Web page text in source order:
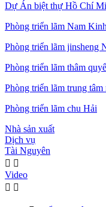
Dự Án biệt thự Hồ Chí
Phòng triển lãm Nam Kinh
Phòng triển lãm jinsheng
Phòng triển lãm thâm
Phòng triển lãm trung tâm
Phòng triển lãm chu Hải
Nhà sản xuất
Dịch vụ
Tài Nguyên
 
Video
 